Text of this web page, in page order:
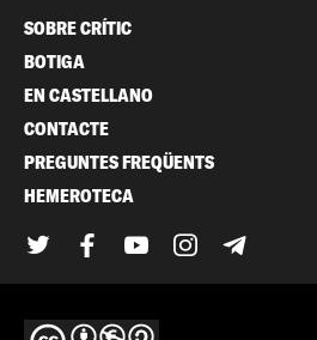
SOBRE CRÍTIC
BOTIGA
EN CASTELLANO
CONTACTE
PREGUNTES FREQÜENTS
HEMEROTECA
TwitterFacebook
YouTubeInstagram